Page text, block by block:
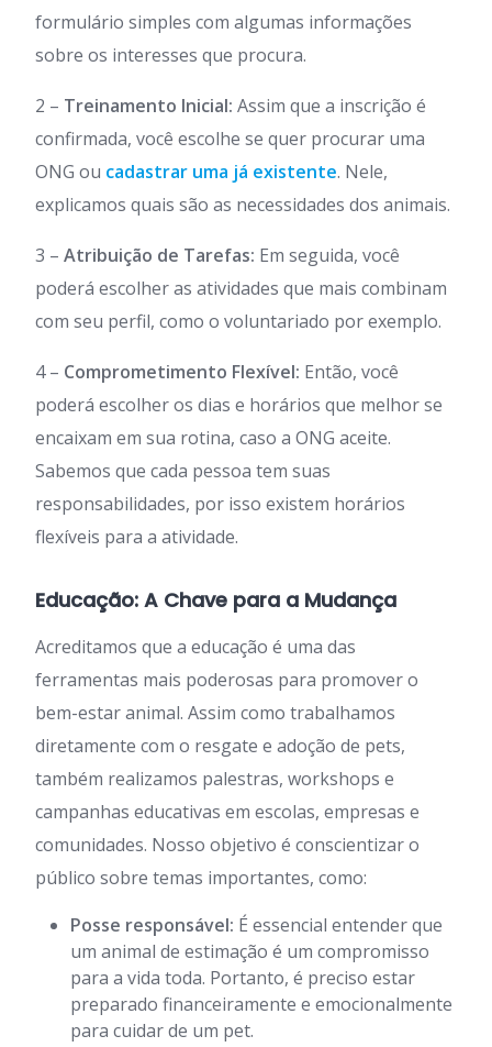
formulário simples com algumas informações
sobre os interesses que procura.
2 – Treinamento Inicial: Assim que a inscrição é
confirmada, você escolhe se quer procurar uma
ONG ou cadastrar uma já existente. Nele,
explicamos quais são as necessidades dos animais.
3 – Atribuição de Tarefas: Em seguida, você
poderá escolher as atividades que mais combinam
com seu perfil, como o voluntariado por exemplo.
4 – Comprometimento Flexível: Então, você
poderá escolher os dias e horários que melhor se
encaixam em sua rotina, caso a ONG aceite.
Sabemos que cada pessoa tem suas
responsabilidades, por isso existem horários
flexíveis para a atividade.
Educação: A Chave para a Mudança
Acreditamos que a educação é uma das
ferramentas mais poderosas para promover o
bem-estar animal. Assim como trabalhamos
diretamente com o resgate e adoção de pets,
também realizamos palestras, workshops e
campanhas educativas em escolas, empresas e
comunidades. Nosso objetivo é conscientizar o
público sobre temas importantes, como:
Posse responsável: É essencial entender que
um animal de estimação é um compromisso
para a vida toda. Portanto, é preciso estar
preparado financeiramente e emocionalmente
para cuidar de um pet.